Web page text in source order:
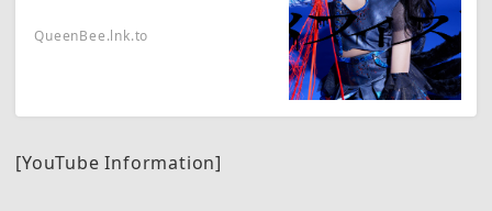
QueenBee.lnk.to
[YouTube Information]